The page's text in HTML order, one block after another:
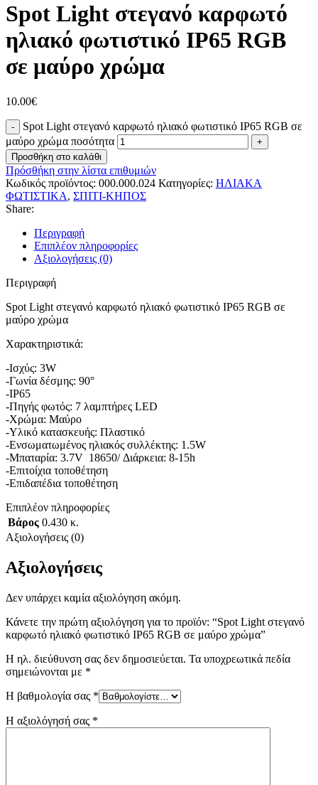
Spot Light στεγανό καρφωτό
ηλιακό φωτιστικό IP65 RGB
σε μαύρο χρώμα
10.00€
Spot Light στεγανό καρφωτό ηλιακό φωτιστικό IP65 RGB σε
μαύρο χρώμα ποσότητα
Προσθήκη στο καλάθι
Πρόσθήκη στην λίστα επιθυμιών
Κωδικός προϊόντος: 000.000.024 Κατηγορίες: ΗΛΙΑΚΑ
ΦΩΤΙΣΤΙΚΑ, ΣΠΙΤΙ-ΚΗΠΟΣ
Share:
Περιγραφή
Επιπλέον πληροφορίες
Αξιολογήσεις (0)
Περιγραφή
Spot Light στεγανό καρφωτό ηλιακό φωτιστικό IP65 RGB σε
μαύρο χρώμα
Χαρακτηριστικά:
-Ισχύς: 3W
-Γωνία δέσμης: 90°
-IP65
-Πηγής φωτός: 7 λαμπτήρες LED
-Χρώμα: Μαύρο
-Υλικό κατασκευής: Πλαστικό
-Ενσωματωμένος ηλιακός συλλέκτης: 1.5W
-Μπαταρία: 3.7V 18650/ Διάρκεια: 8-15h
-Επιτοίχια τοποθέτηση
-Επιδαπέδια τοποθέτηση
Επιπλέον πληροφορίες
Βάρος 0.430 κ.
Αξιολογήσεις (0)
Αξιολογήσεις
Δεν υπάρχει καμία αξιολόγηση ακόμη.
Κάνετε την πρώτη αξιολόγηση για το προϊόν: “Spot Light στεγανό
καρφωτό ηλιακό φωτιστικό IP65 RGB σε μαύρο χρώμα”
Η ηλ. διεύθυνση σας δεν δημοσιεύεται. Τα υποχρεωτικά πεδία
σημειώνονται με *
Η βαθμολογία σας *
Η αξιολόγησή σας *